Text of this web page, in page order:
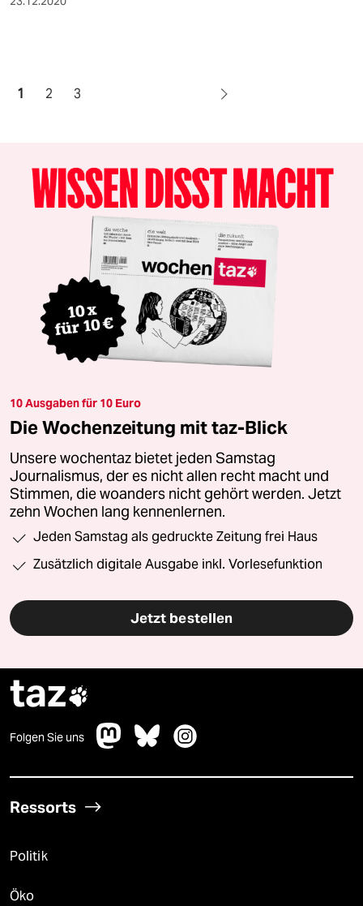
1 2 3
10 Ausgaben für 10 Euro
Die Wochenzeitung mit taz-Blick
Unsere wochentaz bietet jeden Samstag
Journalismus, der es nicht allen recht macht und
Stimmen, die woanders nicht gehört werden. Jetzt
zehn Wochen lang kennenlernen.
Jeden Samstag als gedruckte Zeitung frei Haus
Zusätzlich digitale Ausgabe inkl. Vorlesefunktion
Jetzt bestellen
taz
Folgen Sie uns
Ressorts
Politik
Öko